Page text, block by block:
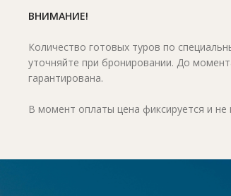
ВНИМАНИЕ!
Количество готовых туров по
уточняйте при бронировании. До
гарантирована.
В момент оплаты цена фиксируется и